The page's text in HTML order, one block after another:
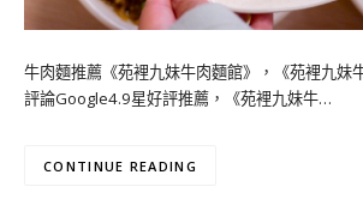
牛肉麵推薦《苑裡九妹牛肉麵館》，《苑裡九妹
評論Google4.9星好評推薦，《苑裡九妹牛…
CONTINUE READING